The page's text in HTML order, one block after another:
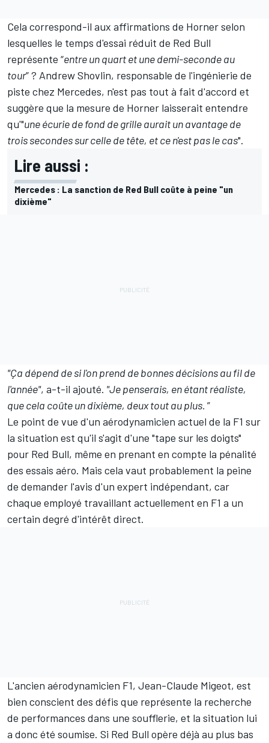
Cela correspond-il aux affirmations de Horner selon
lesquelles le temps d'essai réduit de Red Bull
représente “entre un quart et une demi-seconde au
tour” ? Andrew Shovlin, responsable de l'ingénierie de
piste chez Mercedes, n'est pas tout à fait d'accord et
suggère que la mesure de Horner laisserait entendre
qu'"une écurie de fond de grille aurait un avantage de
trois secondes sur celle de tête, et ce n'est pas le cas".
Lire aussi :
Mercedes : La sanction de Red Bull coûte à peine "un
dixième"
"Ça dépend de si l'on prend de bonnes décisions au fil de
l'année", a-t-il ajouté. "Je penserais, en étant réaliste,
que cela coûte un dixième, deux tout au plus. ”
Le point de vue d'un aérodynamicien actuel de la F1 sur
la situation est qu'il s'agit d'une "tape sur les doigts"
pour Red Bull, même en prenant en compte la pénalité
des essais aéro. Mais cela vaut probablement la peine
de demander l'avis d'un expert indépendant, car
chaque employé travaillant actuellement en F1 a un
certain degré d'intérêt direct.
L'ancien aérodynamicien F1, Jean-Claude Migeot, est
bien conscient des défis que représente la recherche
de performances dans une soufflerie, et la situation lui
a donc été soumise. Si Red Bull opère déjà au plus bas